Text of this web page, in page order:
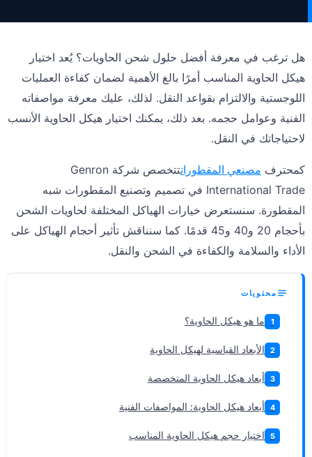
هل ترغب في معرفة أفضل حلول شحن الحاويات؟ يُعد اختيار
هيكل الحاوية المناسب أمرًا بالغ الأهمية لضمان كفاءة العمليات
اللوجستية والالتزام بقواعد النقل. لذلك، عليك معرفة مواصفاته
الفنية وعوامل حجمه. بعد ذلك، يمكنك اختيار هيكل الحاوية الأنسب
لاحتياجاتك في النقل.
كمحترف مصنعي المقطورات
تتخصص شركة Genron
International Trade في تصميم وتصنيع المقطورات شبه
المقطورة. سنستعرض خيارات الهياكل المختلفة لحاويات الشحن
بأحجام 20 و40 و45 قدمًا. كما سنناقش تأثير أحجام الهياكل على
الأداء والسلامة والكفاءة في الشحن والنقل.
محتويات
1 ما هو هيكل الحاوية؟
2 الأبعاد القياسية لهيكل الحاوية
3 أبعاد هيكل الحاوية المتخصصة
4 أبعاد هيكل الحاوية: المواصفات الفنية
5 اختيار حجم هيكل الحاوية المناسب